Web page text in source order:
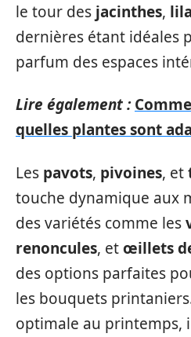
le tour des jacinthes,
dernières étant idéales
parfum des espaces
Lire également :
quelles plantes sont
Les pavots, pivoines, et
touche dynamique aux
des variétés comme les
renoncules, etœillets
des options parfaites
les bouquets
optimale au printemps,